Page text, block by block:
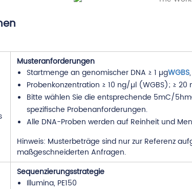
Musteranforderungen
Startmenge an genomischer DNA ≥ 1 µgWGBS,
Probenkonzentration ≥ 10 ng/µl (WGBS); ≥ 20
Bitte wählen Sie die entsprechende 5mC/
spezifische Probenanforderungen.
Alle DNA-Proben werden auf Reinheit und
Hinweis: Musterbeträge sind nur zur Referenz
maßgeschneiderten Anfragen.
Sequenzierungsstrategie
Illumina, PE150